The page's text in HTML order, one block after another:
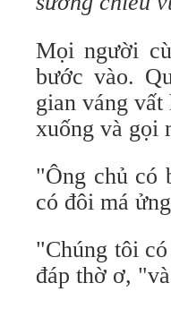
Mọi người
bước vào.
gian váng
xuống và gọi
"Ông chủ có
có đôi má
"Chúng tôi
đáp thờ ơ,